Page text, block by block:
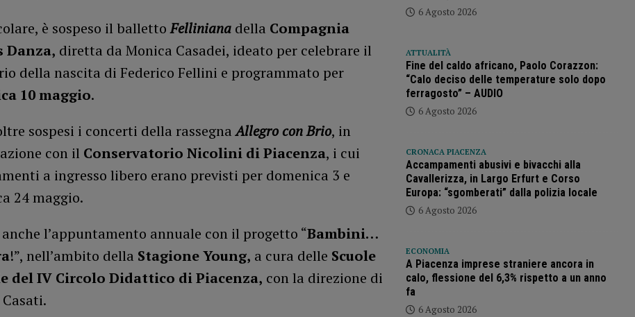
è sospeso il ballettoFellinianadella Compagnia
Danza, diretta da Monica Casadei, ideato per celebrare il
della nascita di Federico Fellini e programmato per
10 maggio.
sospesi i concerti della rassegnaAllegro con Brio, in
con il Conservatorio Nicolini di Piacenza, i cui
a ingresso libero erano previsti per domenica 3 e
24 maggio.
anche l’appuntamento annuale con il progetto “Bambini…
!”, nell’ambito della Stagione Young, a cura delle Scuole
del IV Circolo Didattico di Piacenza, con la direzione di
6 Agosto 2026
ATTUALITÀ
Fine del caldo africano, Paolo Corazzon:
“Calo deciso delle temperature solo dopo
ferragosto” – AUDIO
6 Agosto 2026
CRONACA PIACENZA
Accampamenti abusivi e bivacchi alla
Cavallerizza, in Largo Erfurt e Corso
Europa: “sgomberati” dalla polizia locale
6 Agosto 2026
ECONOMIA
A Piacenza imprese straniere ancora in
calo, flessione del 6,3% rispetto a un anno
fa
6 Agosto 2026